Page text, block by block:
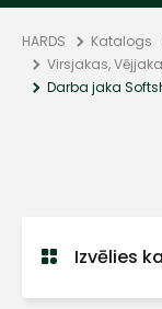
HARDS Katalogs
Virsjakas,
Darba jaka
Izvēlies